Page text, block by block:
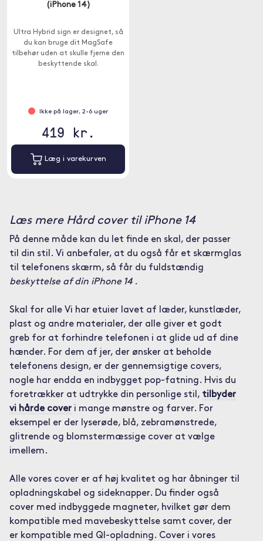
(iPhone 14)
Ultra Hybrid sign er designet, så
du kan bruge dit MagSafe
tilbehør uden at skulle fjerne den
beskyttende skal.
Ikke på lager, 2-6 uger
419 kr.
Læg i varekurven
Læs mere Hård cover til iPhone 14
På denne måde kan du let finde en skal, der passer
til din stil. Vi anbefaler, at du også får et skærmglas
til telefonens skærm, så får du fuldstændig
beskyttelse af din iPhone 14.
Skal for alle Vi har etuier lavet af læder, kunstlæder,
plast og andre materialer, der alle giver et godt
greb for at forhindre telefonen i at glide ud af dine
hænder. For dem af jer, der ønsker at beholde
telefonens design, er der gennemsigtige covers,
nogle har endda en indbygget pop-fatning. Hvis du
foretrækker at udtrykke din personlige stil, tilbyder
vi hårde coveri mange mønstre og farver. For
eksempel er der lyserøde, blå, zebramønstrede,
glitrende og blomstermæssige cover at vælge
imellem.
Alle vores cover er af høj kvalitet og har åbninger til
opladningskabel og sideknapper. Du finder også
cover med indbyggede magneter, hvilket gør dem
kompatible med mavebeskyttelse samt cover, der
er kompatible med QI-opladning. Cover i vores